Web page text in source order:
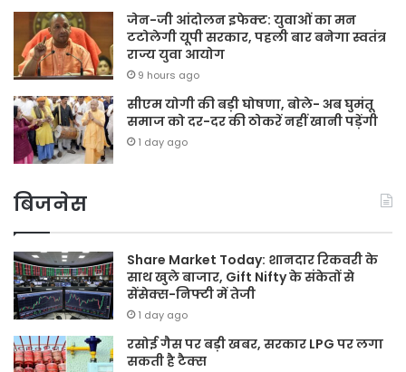
जेन-जी आंदोलन इफेक्ट: युवाओं का मन
टटोलेगी यूपी सरकार, पहली बार बनेगा स्वतंत्र
राज्य युवा आयोग
9 hours ago
सीएम योगी की बड़ी घोषणा, बोले- अब घुमंतू
समाज को दर-दर की ठोकरें नहीं खानी पड़ेंगी
1 day ago
बिजनेस
Share Market Today: शानदार रिकवरी के
साथ खुले बाजार, Gift Nifty के संकेतों से
सेंसेक्स-निफ्टी में तेजी
1 day ago
रसोई गैस पर बड़ी खबर, सरकार LPG पर लगा
सकती है टैक्स